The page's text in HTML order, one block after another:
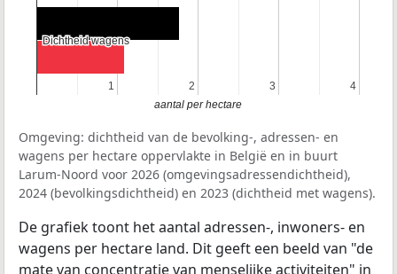
1
1 2
2 3
3 4
4
Dichtheid wagens
Dichtheid wagens
aantal per hectare
Omgeving: dichtheid van de bevolking-, adressen- en
wagens per hectare oppervlakte in België en in buurt
Larum-Noord voor 2026 (omgevingsadressendichtheid),
2024 (bevolkingsdichtheid) en 2023 (dichtheid met wagens).
De grafiek toont het aantal adressen-, inwoners- en
wagens per hectare land. Dit geeft een beeld van "de
mate van concentratie van menselijke activiteiten" in